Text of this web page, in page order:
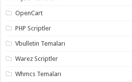
gaziantep
organizasyon
gaziantep
palyaço,
twitter
takipçi
hilesi
takipçi
instagram
OpenCart
PHP Scriptler
Vbulletin Temaları
Warez Scriptler
Whmcs Temaları